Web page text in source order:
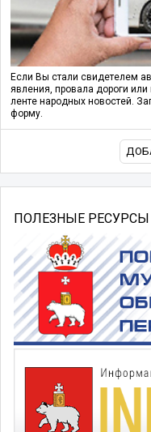
Если Вы стали свидетелем
явления, провала дороги
ленте народных новостей.
форму.
ПОЛЕЗНЫЕ РЕСУРСЫ